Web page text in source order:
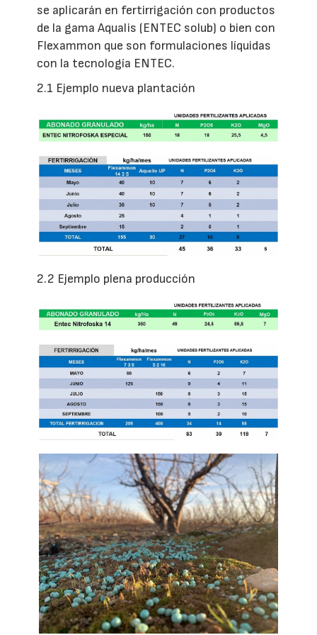
se aplicarán en fertirrigación con productos
de la gama Aqualis (ENTEC solub) o bien con
Flexammon que son formulaciones líquidas
con la tecnología ENTEC.
2.1 Ejemplo nueva plantación
2.2 Ejemplo plena producción